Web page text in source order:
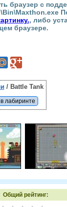
браузер с
, либо
браузере.
/ Battle Tank
лабиринте
Общий рейтинг: